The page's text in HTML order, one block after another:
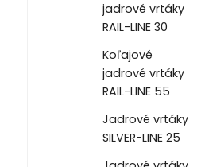
jadrové vrtáky
RAIL-LINE 30
Koľajové
jadrové vrtáky
RAIL-LINE 55
Jadrové vrtáky
SILVER-LINE 25